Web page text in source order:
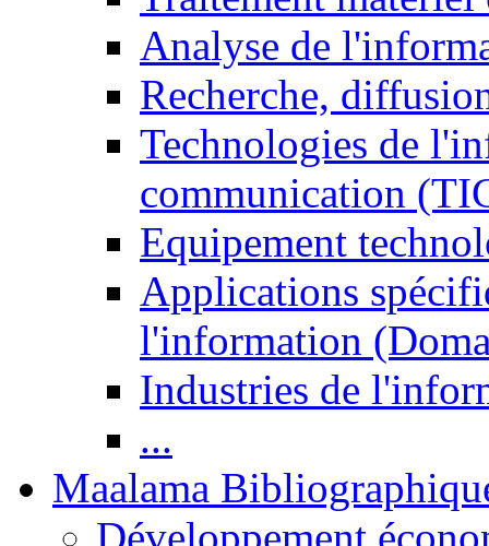
Analyse de
Recherche,
Technologies de
communication
Equipement
Applications
l'information
Industries de
...
Maalama